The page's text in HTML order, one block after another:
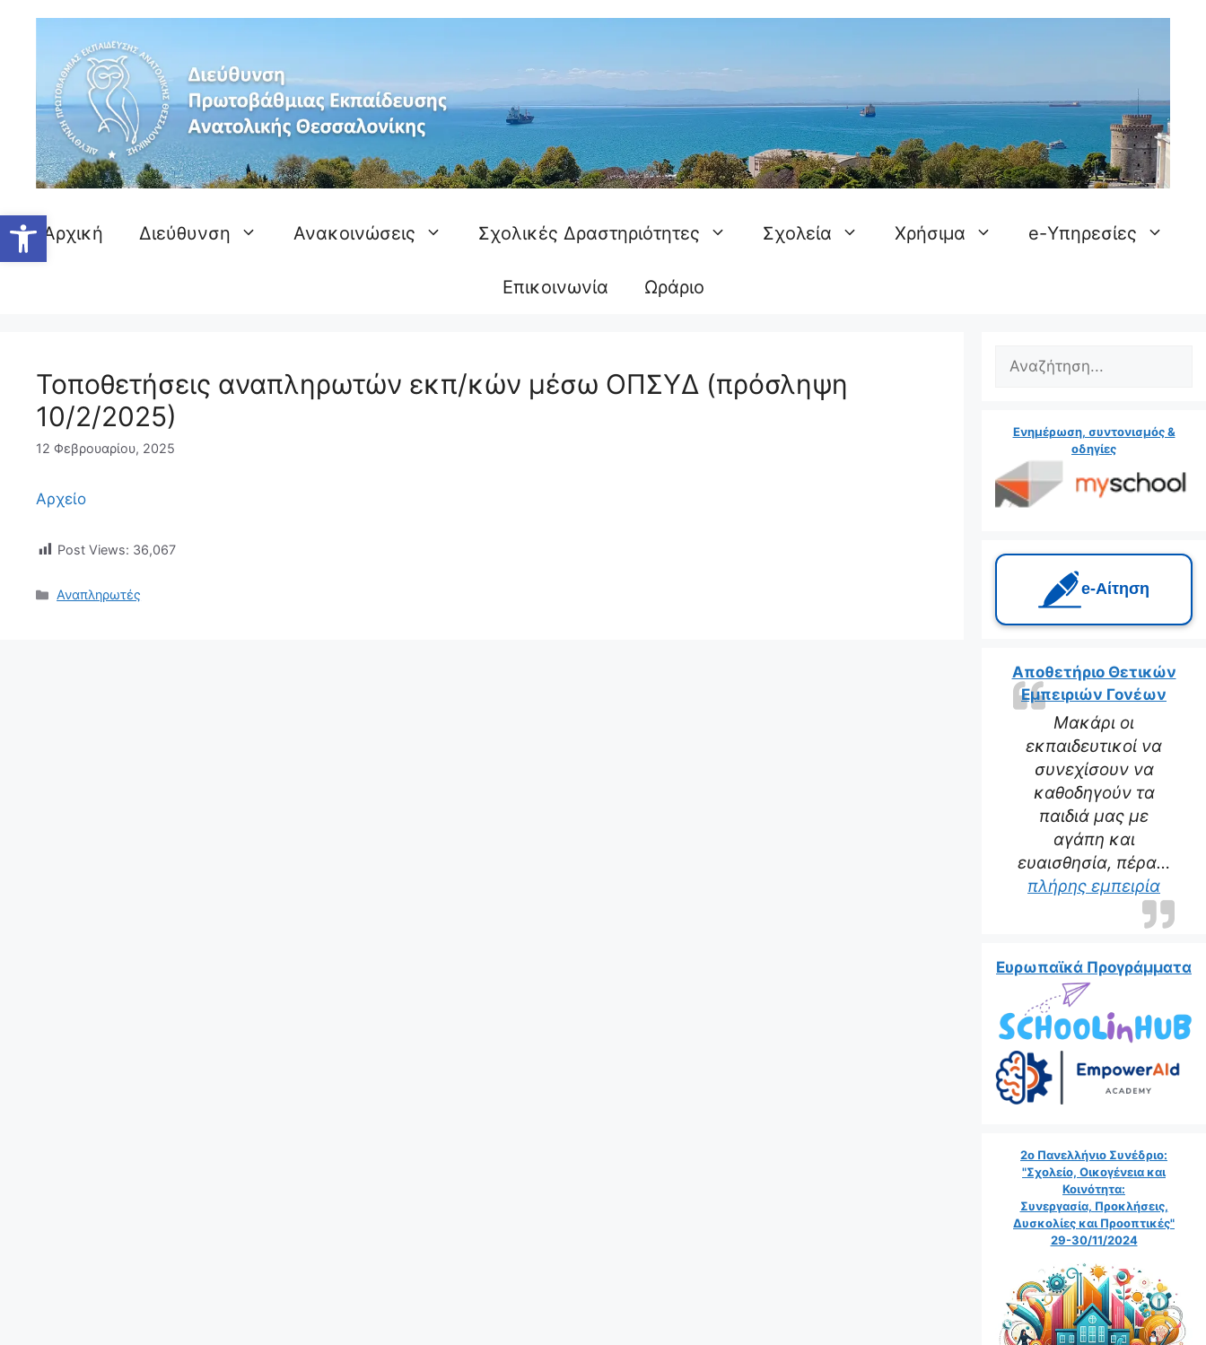
Ανοίξτε τη γραμμή εργαλείων
Αρχική Διεύθυνση Ανακοινώσεις Σχολικές Δραστηριότητες Σχολεία Χρήσιμα e-Υπηρεσίες
Επικοινωνία Ωράριο
Τοποθετήσεις αναπληρωτών εκπ/κών μέσω ΟΠΣΥΔ (πρόσληψη
10/2/2025)
12 Φεβρουαρίου, 2025
Αρχείο
Post Views: 36,067
Αναπληρωτές
Ενημέρωση, συντονισμός &
οδηγίες
e‑Αίτηση
Μακάρι οι
εκπαιδευτικοί να
συνεχίσουν να
καθοδηγούν τα
παιδιά μας με
αγάπη και
ευαισθησία, πέρα…
πλήρης εμπειρία
Αποθετήριο Θετικών
Εμπειριών Γονέων
Ευρωπαϊκά Προγράμματα
2ο Πανελλήνιο Συνέδριο:
"Σχολείο, Οικογένεια και
Κοινότητα:
Συνεργασία, Προκλήσεις,
Δυσκολίες και Προοπτικές"
29-30/11/2024